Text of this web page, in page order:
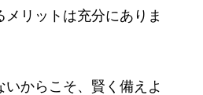
リットは充分にありま
からこそ、賢く備えよ